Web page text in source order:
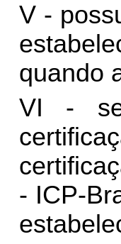
V -
quando
VI -
- ICP-